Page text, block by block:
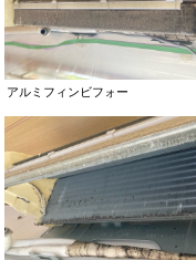
アルミフィンビフォー